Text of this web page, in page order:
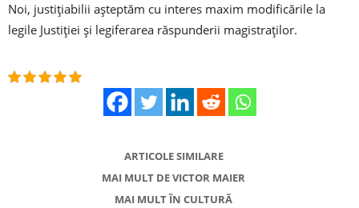
Noi, justițiabilii așteptăm cu interes maxim modificările la
legile Justiției și legiferarea răspunderii magistraților.
ARTICOLE SIMILARE
MAI MULT DE VICTOR MAIER
MAI MULT ÎN CULTURĂ